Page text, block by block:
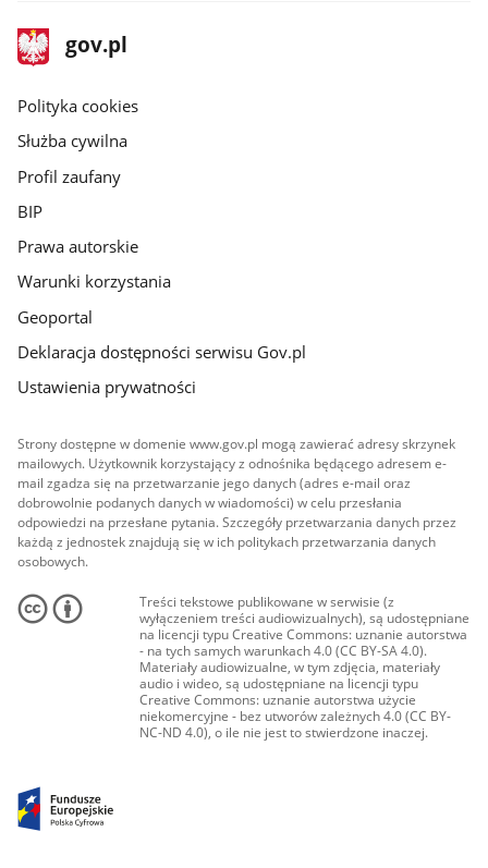
stopka
gov.pl
Strona
gov.pl
gov.pl
Polityka cookies
Służba cywilna
Profil zaufany
BIP
Prawa autorskie
Warunki korzystania
Geoportal
Deklaracja dostępności serwisu Gov.pl
Ustawienia prywatności
Strony dostępne w domenie www.gov.pl mogą zawierać adresy skrzynek
mailowych. Użytkownik korzystający z odnośnika będącego adresem e-
mail zgadza się na przetwarzanie jego danych (adres e-mail oraz
dobrowolnie podanych danych w wiadomości) w celu przesłania
odpowiedzi na przesłane pytania. Szczegóły przetwarzania danych przez
każdą z jednostek znajdują się w ich politykach przetwarzania danych
osobowych.
Treści tekstowe publikowane w serwisie (z
wyłączeniem treści audiowizualnych), są udostępniane
na licencji typu Creative Commons: uznanie autorstwa
- na tych samych warunkach 4.0 (CC BY-SA 4.0).
Materiały audiowizualne, w tym zdjęcia, materiały
audio i wideo, są udostępniane na licencji typu
Creative Commons: uznanie autorstwa użycie
niekomercyjne - bez utworów zależnych 4.0 (CC BY-
NC-ND 4.0), o ile nie jest to stwierdzone inaczej.